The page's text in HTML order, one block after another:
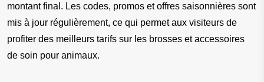
montant final. Les codes, promos et offres saisonnières sont
mis à jour régulièrement, ce qui permet aux visiteurs de
profiter des meilleurs tarifs sur les brosses et accessoires
de soin pour animaux.